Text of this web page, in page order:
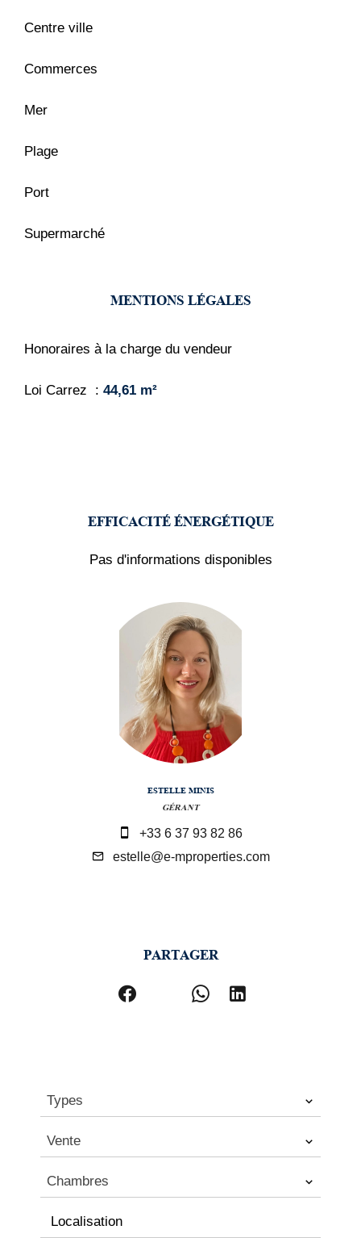
Centre ville
Commerces
Mer
Plage
Port
Supermarché
MENTIONS LÉGALES
Honoraires à la charge du vendeur
Loi Carrez 44,61 m²
EFFICACITÉ ÉNERGÉTIQUE
Pas d'informations disponibles
ESTELLE MINIS
GÉRANT
+33 6 37 93 82 86
estelle@e-mproperties.com
PARTAGER
Types
Vente
Chambres
Localisation